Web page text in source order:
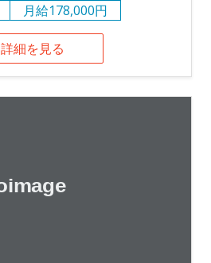
月給178,000円
詳細を見る